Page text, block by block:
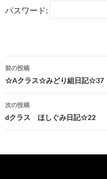
パスワード:
投
稿
ナ
ゲ
前の投稿
☆Aクラス☆みどり組日記☆37
次の投稿
dクラス ほしぐみ日記☆22